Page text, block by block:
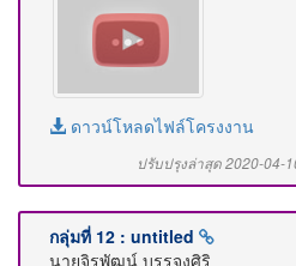
ดาวน์โหลดไฟล์โครงงาน
ปรับปรุงล่าสุด 2020-04-
กลุ่มที่ 12 : untitled
นายจิรพัฒน์ บรรจงศิริ